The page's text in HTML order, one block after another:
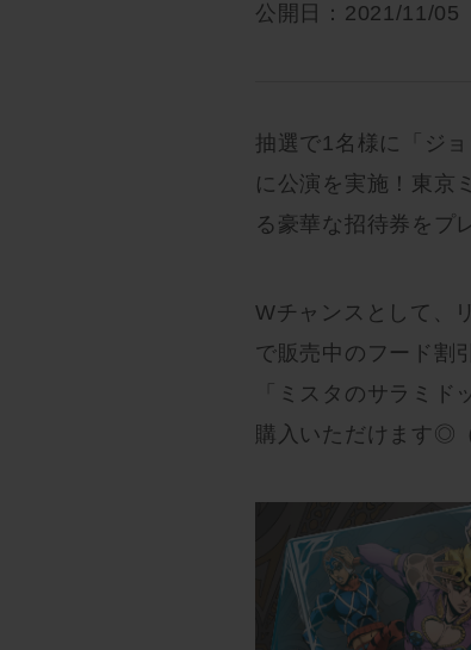
公開日：2021/11/05
抽選で1名様に「ジ
に公演を実施！東京
る豪華な招待券をプ
Wチャンスとして、
で販売中のフード割
「ミスタのサラミ
購入いただけます◎